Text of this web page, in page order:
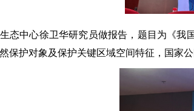
态中心徐卫华研究员做报告，题目为《我
保护对象及保护关键区域空间特征，国家公